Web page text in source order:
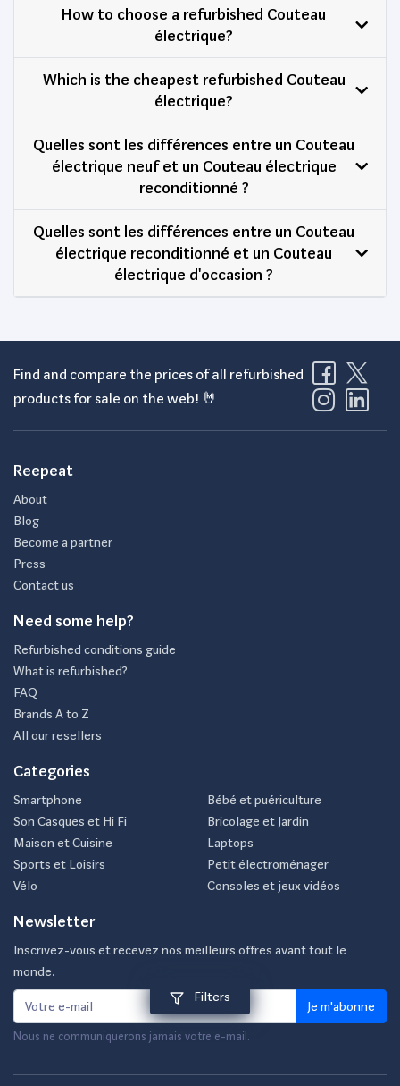
Filters
How to choose a refurbished Couteau
électrique?
Which is the cheapest refurbished Couteau
électrique?
Quelles sont les différences entre un Couteau
électrique neuf et un Couteau électrique
reconditionné ?
Quelles sont les différences entre un Couteau
électrique reconditionné et un Couteau
électrique d'occasion ?
Find and compare the prices of all refurbished
products for sale on the web! 🤘
Reepeat
About
Blog
Become a partner
Press
Contact us
Need some help?
Refurbished conditions guide
What is refurbished?
FAQ
Brands A to Z
All our resellers
Categories
Smartphone
Son Casques et Hi Fi
Maison et Cuisine
Sports et Loisirs
Vélo
Bébé et puériculture
Bricolage et Jardin
Laptops
Petit électroménager
Consoles et jeux vidéos
Newsletter
Inscrivez-vous et recevez nos meilleurs offres avant tout le
monde.
Je m'abonne
Nous ne communiquerons jamais votre e-mail.